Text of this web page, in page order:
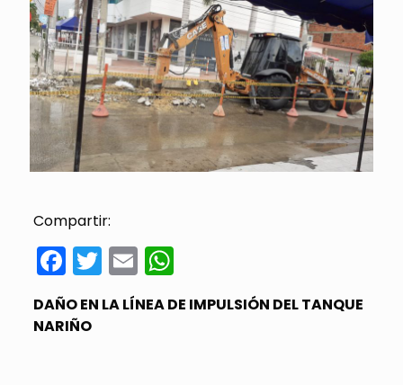
Compartir:
Facebook
Twitter
EmailWhatsApp
DAÑO EN LA LÍNEA DE IMPULSIÓN DEL TANQUE
NARIÑO